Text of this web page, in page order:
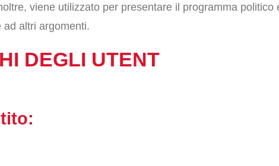
viene utilizzato per presentare il programma politico
ad altri argomenti.
DEGLI UTENT